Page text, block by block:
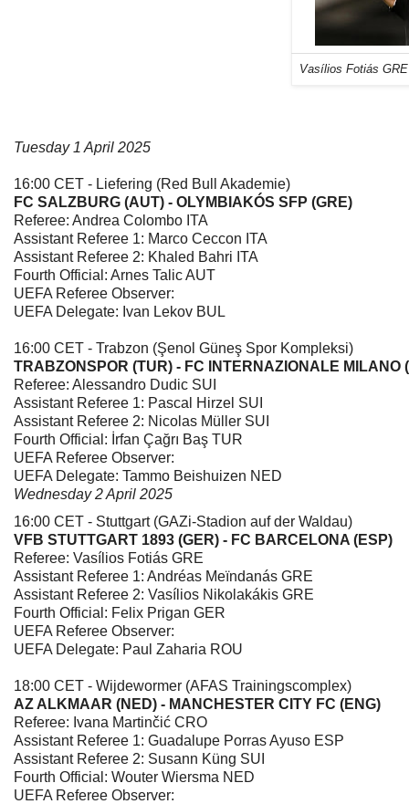
Vasílios Fotiás
Tuesday 1 April 2025
16:00 CET - Liefering (Red Bull Akademie)
FC SALZBURG (AUT) - OLYMBIAKÓS SFP (GRE)
Referee: Andrea Colombo ITA
Assistant Referee 1: Marco Ceccon ITA
Assistant Referee 2: Khaled Bahri ITA
Fourth Official: Arnes Talic AUT
UEFA Referee Observer:
UEFA Delegate: Ivan Lekov BUL
16:00 CET - Trabzon (Şenol Güneş Spor Kompleksi)
TRABZONSPOR (TUR) - FC INTERNAZIONALE MILANO
Referee: Alessandro Dudic SUI
Assistant Referee 1: Pascal Hirzel SUI
Assistant Referee 2: Nicolas Müller SUI
Fourth Official: İrfan Çağrı Baş TUR
UEFA Referee Observer:
UEFA Delegate: Tammo Beishuizen NED
Wednesday 2 April 2025
16:00 CET - Stuttgart (GAZi-Stadion auf der Waldau)
VFB STUTTGART 1893 (GER) - FC BARCELONA (ESP)
Referee: Vasílios Fotiás GRE
Assistant Referee 1: Andréas Meïndanás GRE
Assistant Referee 2: Vasílios Nikolakákis GRE
Fourth Official: Felix Prigan GER
UEFA Referee Observer:
UEFA Delegate: Paul Zaharia ROU
18:00 CET - Wijdewormer (AFAS Trainingscomplex)
AZ ALKMAAR (NED) - MANCHESTER CITY FC (ENG)
Referee: Ivana Martinčić CRO
Assistant Referee 1: Guadalupe Porras Ayuso ESP
Assistant Referee 2: Susann Küng SUI
Fourth Official: Wouter Wiersma NED
UEFA Referee Observer: